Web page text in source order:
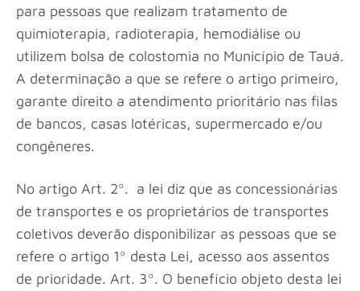
para pessoas que realizam tratamento de
quimioterapia, radioterapia, hemodiálise ou
utilizem bolsa de colostomia no Município de Tauá.
A determinação a que se refere o artigo primeiro,
garante direito a atendimento prioritário nas filas
de bancos, casas lotéricas, supermercado e/ou
congêneres.
No artigo Art. 2º. a lei diz que as concessionárias
de transportes e os proprietários de transportes
coletivos deverão disponibilizar as pessoas que se
refere o artigo 1º desta Lei, acesso aos assentos
de prioridade. Art. 3º. O benefício objeto desta lei